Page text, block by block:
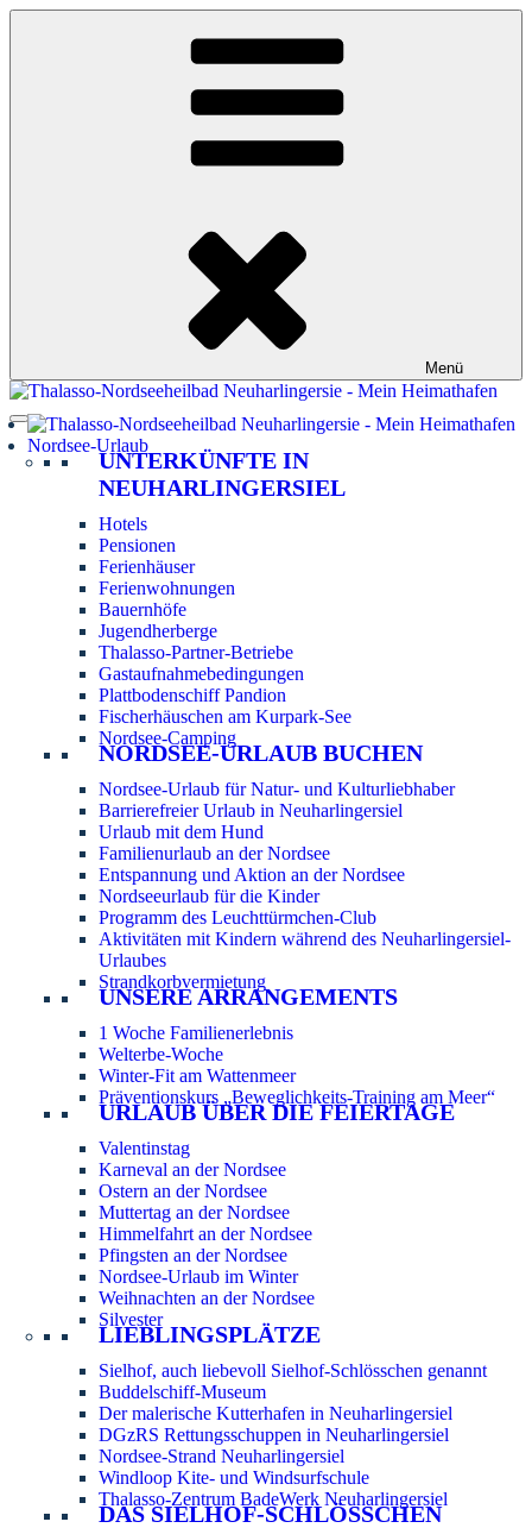
Zum
Menü
Nordsee-Urlaub
UNTERKÜNFTE IN
NEUHARLINGERSIEL
Hotels
Pensionen
Ferienhäuser
Ferienwohnungen
Bauernhöfe
Jugendherberge
Thalasso-Partner-Betriebe
Gastaufnahmebedingungen
Plattbodenschiff Pandion
Fischerhäuschen am Kurpark-See
Nordsee-Camping
NORDSEE-URLAUB BUCHEN
Nordsee-Urlaub für Natur- und Kulturliebhaber
Barrierefreier Urlaub in Neuharlingersiel
Urlaub mit dem Hund
Familienurlaub an der Nordsee
Entspannung und Aktion an der Nordsee
Nordseeurlaub für die Kinder
Programm des Leuchttürmchen-Club
Aktivitäten mit Kindern während des Neuharlingersiel-
Urlaubes
Strandkorbvermietung
UNSERE ARRANGEMENTS
1 Woche Familienerlebnis
Welterbe-Woche
Winter-Fit am Wattenmeer
Präventionskurs „Beweglichkeits-Training am Meer“
URLAUB ÜBER DIE FEIERTAGE
Valentinstag
Karneval an der Nordsee
Ostern an der Nordsee
Muttertag an der Nordsee
Himmelfahrt an der Nordsee
Pfingsten an der Nordsee
Nordsee-Urlaub im Winter
Weihnachten an der Nordsee
Silvester
LIEBLINGSPLÄTZE
Sielhof, auch liebevoll Sielhof-Schlösschen genannt
Buddelschiff-Museum
Der malerische Kutterhafen in Neuharlingersiel
DGzRS Rettungsschuppen in Neuharlingersiel
Nordsee-Strand Neuharlingersiel
Windloop Kite- und Windsurfschule
Thalasso-Zentrum BadeWerk Neuharlingersiel
DAS SIELHOF-SCHLÖSSCHEN